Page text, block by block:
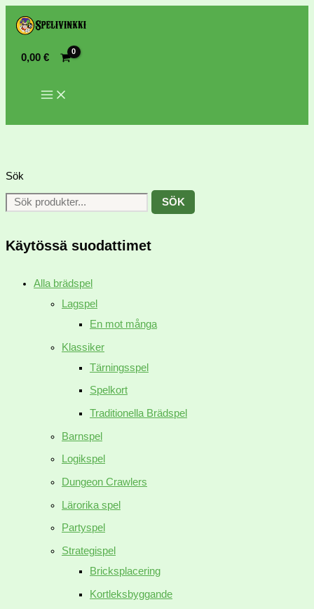
0,00€
Sök
SÖK
Käytössä suodattimet
Alla brädspel
Lagspel
En mot många
Klassiker
Tärningsspel
Spelkort
Traditionella Brädspel
Barnspel
Logikspel
Dungeon Crawlers
Lärorika spel
Partyspel
Strategispel
Bricksplacering
Kortleksbyggande